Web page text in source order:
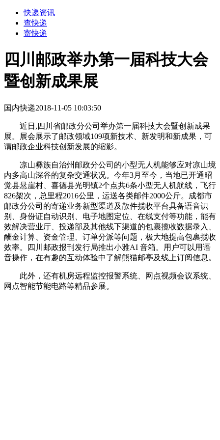
快递资讯
查快递
寄快递
四川邮政举办第一届科技大会
暨创新成果展
国内快递2018-11-05 10:03:50
近日,四川省邮政分公司举办第一届科技大会暨创新成果
展。展会展示了邮政领域109项新技术、新发明和新成果，可
谓邮政企业科技创新发展的缩影。
凉山彝族自治州邮政分公司的小型无人机能够应对凉山境
内多高山深谷的复杂交通状况。今年3月至今，当地已开通昭
觉县悬崖村、喜德县光明镇2个点共6条小型无人机航线，飞行
826架次，总里程2016公里，运送各类邮件2000公斤。成都市
邮政分公司的寄递业务新型渠道及散件揽收平台具备语音识
别、身份证自动识别、电子地图定位、在线支付等功能，能有
效解决营业厅、投递部及其他线下渠道的包裹揽收数据录入、
酬金计算、资金管理、订单分派等问题，极大地提高包裹揽收
效率。四川邮政报刊发行局推出小雅AI 音箱。用户可以用语
音操作，在有趣的互动体验中了解熊猫邮亭及线上订阅信息。
此外，还有机房远程监控报警系统、网点视频会议系统、
网点智能节能电路等精品参展。